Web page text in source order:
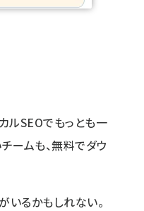
ルSEOでもっとも一
ームも、無料でダウ
いるかもしれない。